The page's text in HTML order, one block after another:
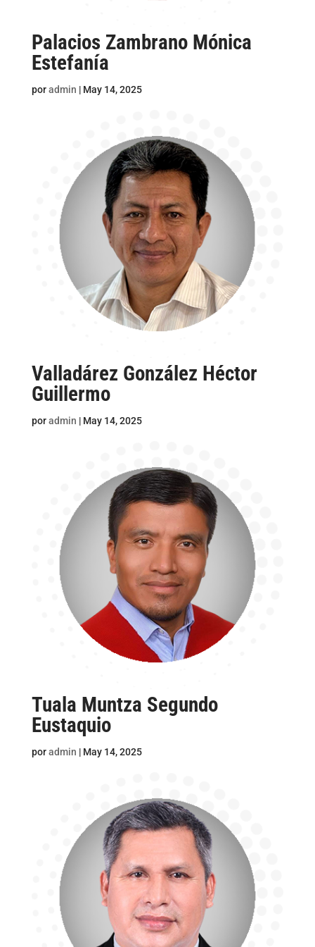
Palacios Zambrano Mónica
Estefanía
poradmin | May 14, 2025
Valladárez González Héctor
Guillermo
poradmin | May 14, 2025
Tuala Muntza Segundo
Eustaquio
poradmin | May 14, 2025